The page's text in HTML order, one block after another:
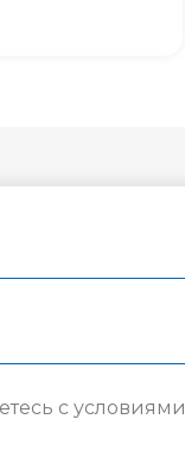
с условиями